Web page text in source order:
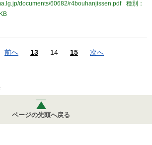
documents/60682/r4bouhanjissen.pdf
種別：
前へ 13 14 15 次へ
ページの先頭へ戻る